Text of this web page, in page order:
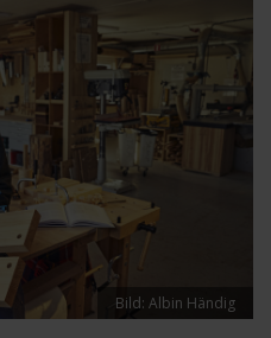
Bild: Albin Händig